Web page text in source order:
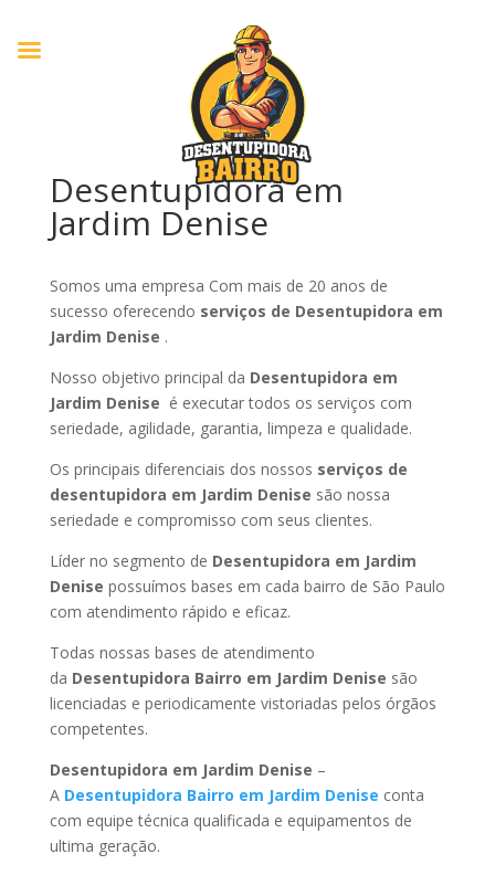
Desentupidora em
Jardim Denise
Somos uma empresa Com mais de 20 anos de
sucesso oferecendo serviços de Desentupidora em
Jardim Denise .
Nosso objetivo principal da Desentupidora em
Jardim Denise é executar todos os serviços com
seriedade, agilidade, garantia, limpeza e qualidade.
Os principais diferenciais dos nossos serviços de
desentupidora em Jardim Denise são nossa
seriedade e compromisso com seus clientes.
Líder no segmento de Desentupidora em Jardim
Denise possuímos bases em cada bairro de São Paulo
com atendimento rápido e eficaz.
Todas nossas bases de atendimento
da Desentupidora Bairro em Jardim Denise são
licenciadas e periodicamente vistoriadas pelos órgãos
competentes.
Desentupidora em Jardim Denise –
A Desentupidora Bairro em Jardim Denise conta
com equipe técnica qualificada e equipamentos de
ultima geração.